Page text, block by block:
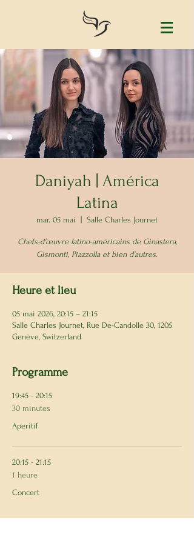
Daniyah | América
Latina
mar. 05 mai Salle Charles Journet
Chefs-d'œuvre latino-américains de Ginastera,
Gismonti, Piazzolla et bien d'autres.
Heure et lieu
05 mai 2026, 20:15 – 21:15
Salle Charles Journet, Rue De-Candolle 30, 1205
Genève, Switzerland
Programme
19:45 - 20:15
30 minutes
Aperitif
20:15 - 21:15
1 heure
Concert